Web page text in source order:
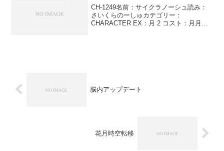
CH-1249名前：サイクラノーシュ読み：
さいくらのーしゅカテゴリー：
CHARACTER EX：月 2 コスト：月月登
脳内アップデート
花月時空転移